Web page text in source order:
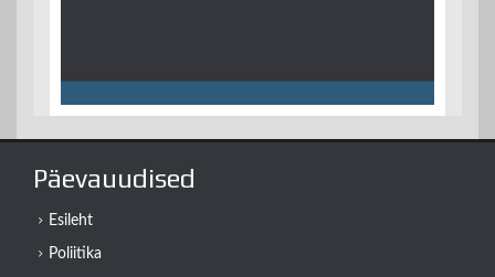
Päevauudised
Esileht
Poliitika